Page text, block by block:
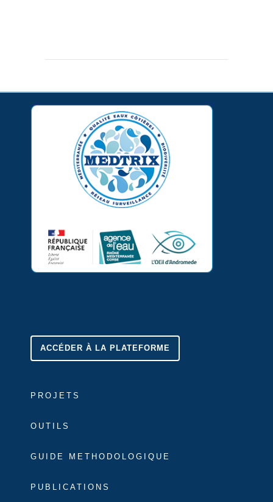
ACCÉDER À LA PLATEFORME
PROJETS
OUTILS
GUIDE METHODOLOGIQUE
PUBLICATIONS